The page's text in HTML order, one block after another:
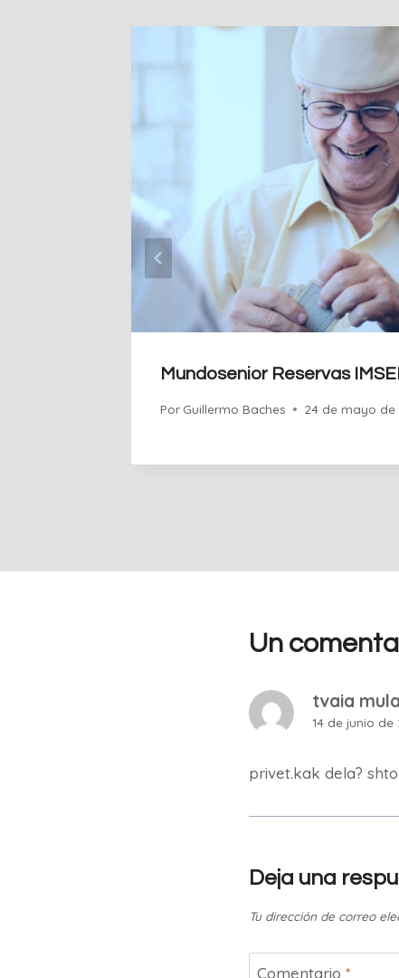
Mundosenior Reservas
Por Guillermo Baches 24 de mayo de
Un
tvaia
14 de junio de
privet.kak dela?
Deja una
Tu dirección de correo
Comentario *